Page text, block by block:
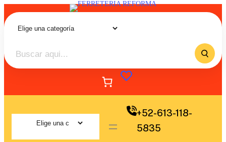
+52-613-118-
5835